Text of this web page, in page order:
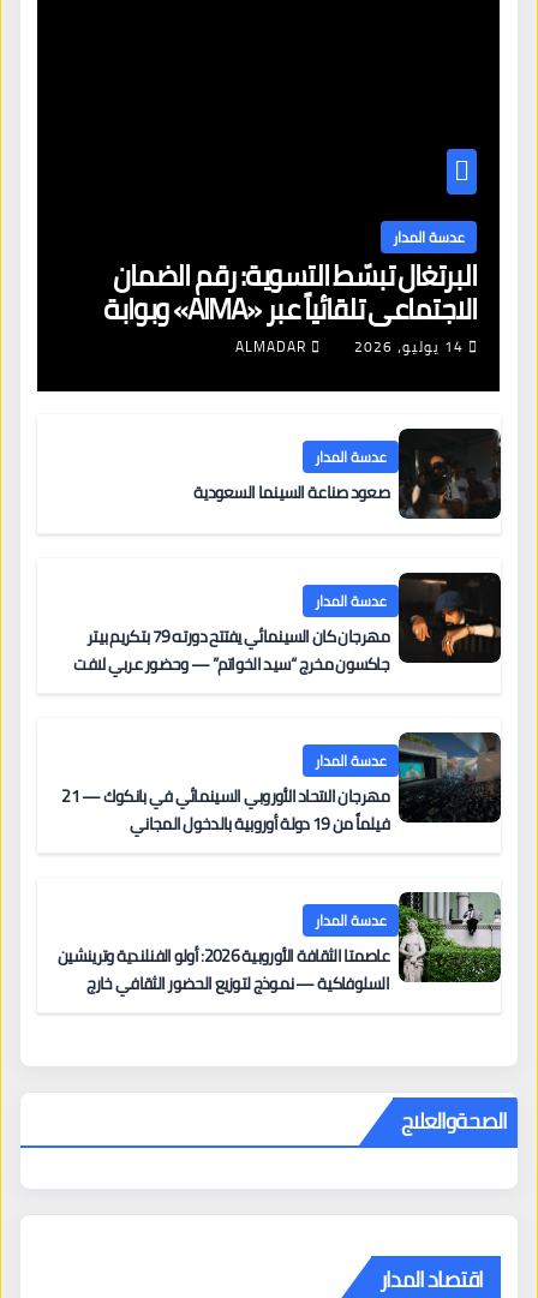
عدسة المدار
البرتغال تبسّط التسوية: رقم الضمان
الاجتماعي تلقائياً عبر «AIMA» وبوابة
جديدة لتجديد الإقامات
14 يوليو، 2026 ALMADAR
عدسة المدار
صعود صناعة السينما السعودية
عدسة المدار
مهرجان كان السينمائي يفتتح دورته 79 بتكريم بيتر
جاكسون مخرج “سيد الخواتم” — وحضور عربي لافت
عدسة المدار
مهرجان الاتحاد الأوروبي السينمائي في بانكوك — 21
فيلماً من 19 دولة أوروبية بالدخول المجاني
عدسة المدار
عاصمتا الثقافة الأوروبية 2026: أولو الفنلندية وترينشين
السلوفاكية — نموذج لتوزيع الحضور الثقافي خارج
الصحةوالعلاج
اقتصاد المدار